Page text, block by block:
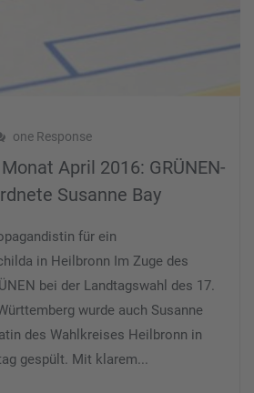
one Response
April 2016: GRÜNEN-
Susanne Bay
für ein
in Heilbronn Im Zuge des
bei der Landtagswahl des 17.
wurde auch Susanne
des Wahlkreises Heilbronn in
gespült. Mit klarem...